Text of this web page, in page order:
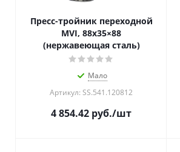
Пресс-тройник переходной
MVI, 88x35×88
(нержавеющая сталь)
Мало
Артикул: SS.541.120812
4 854.42 руб./шт